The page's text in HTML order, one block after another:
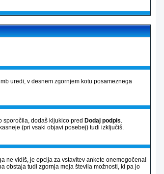
uredi, v desnem zgornjem kotu posameznega
sporočila, dodaš kljukico pred Dodaj podpis.
(pri vsaki objavi posebej) tudi izključiš.
ne vidiš, je opcija za vstavitev ankete onemogočena!
obstaja tudi zgornja meja števila možnosti, ki pa jo